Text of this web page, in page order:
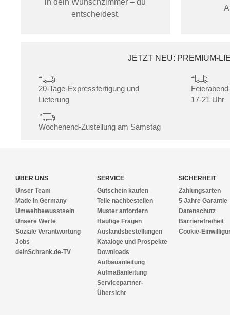
in dein Wunschzimmer – du
entscheidest.
JETZT NEU: PREMIUM-
20-Tage-Expressfertigung und
Lieferung
17-21 Uhr
Wochenend-Zustellung am Samstag
ÜBER UNS
Unser Team
Made in Germany
Umweltbewusstsein
Unsere Werte
Soziale Verantwortung
Jobs
deinSchrank.de-TV
SERVICE
Gutschein kaufen
Teile nachbestellen
Muster anfordern
Häufige Fragen
Auslandsbestellungen
Kataloge und Prospekte
Downloads
Aufbauanleitung
Aufmaßanleitung
Servicepartner-
Übersicht
SICHERHEIT
Zahlungsarten
5 Jahre Garantie
Datenschutz
Barrierefreiheit
Cookie-